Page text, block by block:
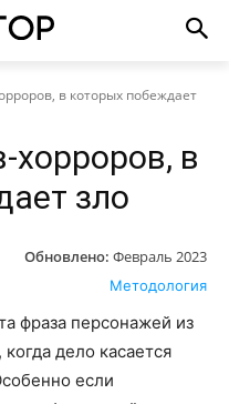
в которых побеждает
в
зло
Обновлено: Февраль 2023
Методология
фраза персонажей из
дело касается
если